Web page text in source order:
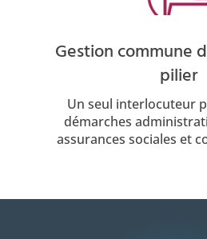
Gestion commune
pilier
Un seul interlocuteur
démarches
assurances sociales et